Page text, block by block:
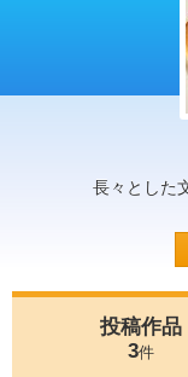
長々とした
投稿作品
3件